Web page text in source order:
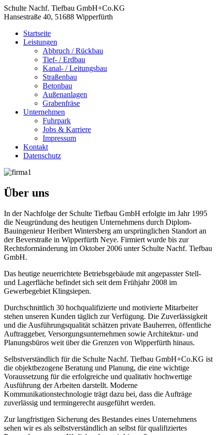
Schulte Nachf. Tiefbau GmbH+Co.KG
Hansestraße 40, 51688 Wipperfürth
Startseite
Leistungen
Abbruch / Rückbau
Tief- / Erdbau
Kanal- / Leitungsbau
Straßenbau
Betonbau
Außenanlagen
Grabenfräse
Unternehmen
Fuhrpark
Jobs & Karriere
Impressum
Kontakt
Datenschutz
Über uns
In der Nachfolge der Schulte Tiefbau GmbH erfolgte im Jahr 1995
die Neugründung des heutigen Unternehmens durch Diplom-
Bauingenieur Heribert Wintersberg am ursprünglichen Standort an
der Beverstraße in Wipperfürth Neye. Firmiert wurde bis zur
Rechtsformänderung im Oktober 2006 unter Schulte Nachf. Tiefbau
GmbH.
Das heutige neuerrichtete Betriebsgebäude mit angepasster Stell-
und Lagerfläche befindet sich seit dem Frühjahr 2008 im
Gewerbegebiet Klingsiepen.
Durchschnittlich 30 hochqualifizierte und motivierte Mitarbeiter
stehen unseren Kunden täglich zur Verfügung. Die Zuverlässigkeit
und die Ausführungsqualität schätzen private Bauherren, öffentliche
Auftraggeber, Versorgungsunternehmen sowie Architektur- und
Planungsbüros weit über die Grenzen von Wipperfürth hinaus.
Selbstverständlich für die Schulte Nachf. Tiefbau GmbH+Co.KG ist
die objektbezogene Beratung und Planung, die eine wichtige
Voraussetzung für die erfolgreiche und qualitativ hochwertige
Ausführung der Arbeiten darstellt. Moderne
Kommunikationstechnologie trägt dazu bei, dass die Aufträge
zuverlässig und termingerecht ausgeführt werden.
Zur langfristigen Sicherung des Bestandes eines Unternehmens
sehen wir es als selbstverständlich an selbst für qualifiziertes